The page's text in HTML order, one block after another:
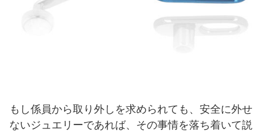
もし係員から取り外しを求められても、安全に外せ
ないジュエリーであれば、その事情を落ち着いて説